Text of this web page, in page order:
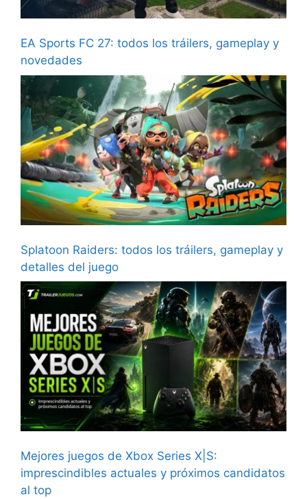
EA Sports FC 27: todos los tráilers, gameplay y
novedades
Splatoon Raiders: todos los tráilers, gameplay y
detalles del juego
Mejores juegos de Xbox Series X|S:
imprescindibles actuales y próximos candidatos
al top